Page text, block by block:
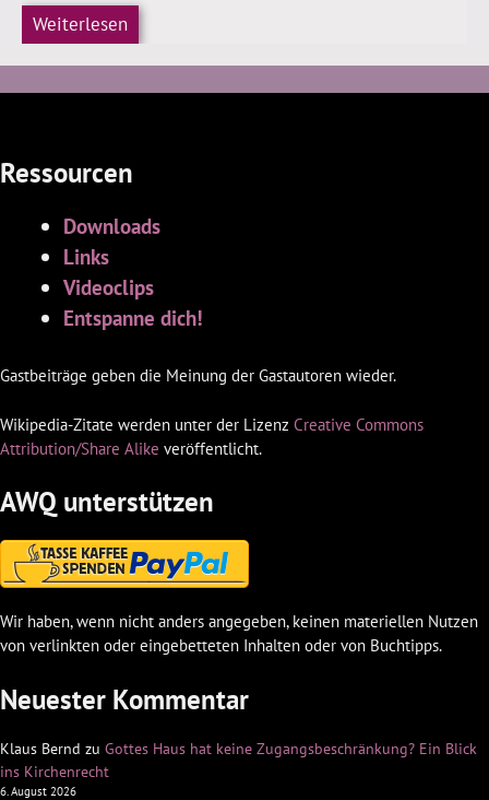
Weiterlesen
Ressourcen
Downloads
Links
Videoclips
Entspanne dich!
Gastbeiträge geben die Meinung der Gastautoren wieder.
Wikipedia-Zitate werden unter der Lizenz Creative Commons
Attribution/Share Alike veröffentlicht.
AWQ unterstützen
Wir haben, wenn nicht anders angegeben, keinen materiellen Nutzen
von verlinkten oder eingebetteten Inhalten oder von Buchtipps.
Neuester Kommentar
Klaus Bernd zu Gottes Haus hat keine Zugangsbeschränkung? Ein Blick
ins Kirchenrecht
6. August 2026